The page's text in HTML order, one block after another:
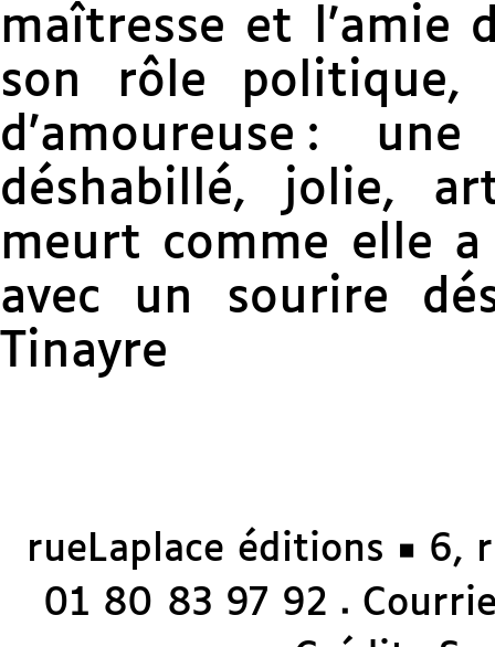
maîtresse et l’amie
son rôle politique,
d’amoureuse :
déshabillé, jolie,
meurt comme elle
avec un sourire
Tinayre
rueLaplace éditions ◼ 6,
01 80 83 97 92
◼